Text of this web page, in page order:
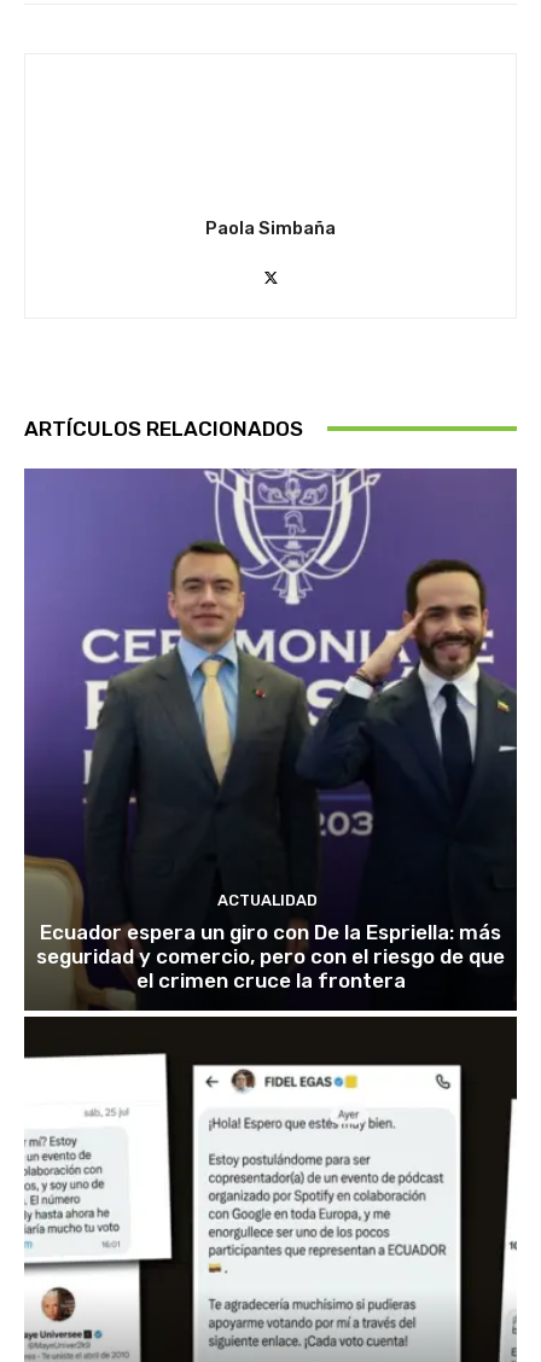
Paola Simbaña
ARTÍCULOS RELACIONADOS
ACTUALIDAD
Ecuador espera un giro con De la Espriella: más
seguridad y comercio, pero con el riesgo de que
el crimen cruce la frontera